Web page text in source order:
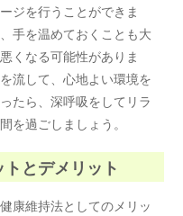
ジを行うことができま
手を温めておくことも大
くなる可能性がありま
流して、心地よい環境を
たら、深呼吸をしてリラ
を過ごしましょう。
とデメリット
康維持法としてのメリッ